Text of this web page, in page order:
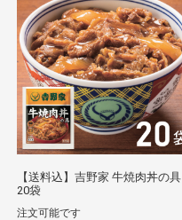
【送料込】吉野家 牛焼肉丼の具
20袋
注文可能です